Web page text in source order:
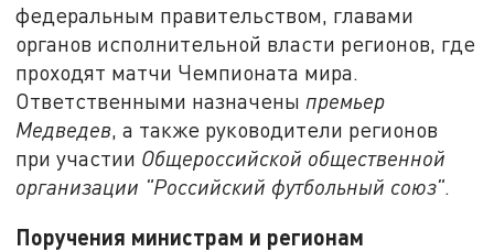
федеральным правительством, главами
органов исполнительной власти регионов, где
проходят матчи Чемпионата мира.
Ответственными назначены премьер
Медведев, а также руководители регионов
при участии Общероссийской общественной
организации "Российский футбольный союз".
Поручения министрам и регионам